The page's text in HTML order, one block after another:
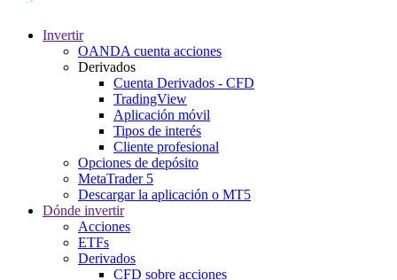
Invertir
OANDA cuenta acciones
Derivados
Cuenta Derivados - CFD
TradingView
Aplicación móvil
Tipos de interés
Cliente profesional
Opciones de depósito
MetaTrader 5
Descargar la aplicación o MT5
Dónde invertir
Acciones
ETFs
Derivados
CFD sobre acciones